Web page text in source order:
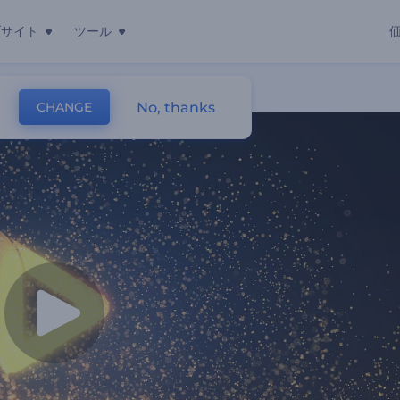
イト ツール
CHANGE No, thanks